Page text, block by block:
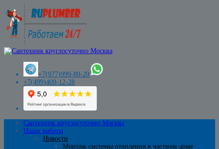
+7(977)999-80-20
+7(499)409-12-28
Сантехник круглосуточно Москва
Наши работы
Новости
Монтаж системы отопления в частном доме